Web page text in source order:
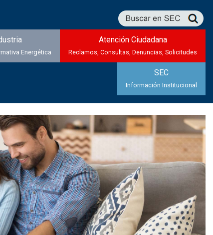
Energética
Atención Ciudadana
Reclamos, Consultas, Denuncias, Solicitudes
SEC
Información Institucional